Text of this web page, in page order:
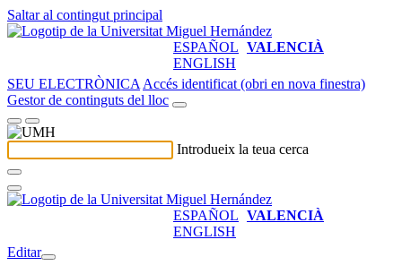
Saltar al contingut principal
ESPAÑOL VALENCIÀ
ENGLISH
SEU ELECTRÒNICA Accés identificat (obri en nova finestra)
Gestor de continguts del lloc
Introdueix la teua cerca
ESPAÑOL VALENCIÀ
ENGLISH
Editar